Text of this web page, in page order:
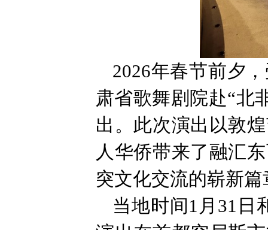
2026年春节前夕
肃省歌舞剧院赴“北
出。此次演出以敦
人华侨带来了融汇
突文化交流的崭新篇
当地时间1月31日